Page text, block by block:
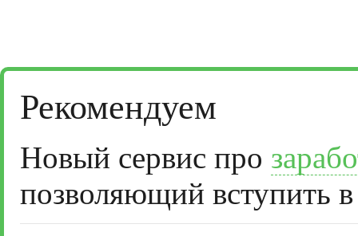
Рекомендуем
Новый сервис про
позволяющий вступить